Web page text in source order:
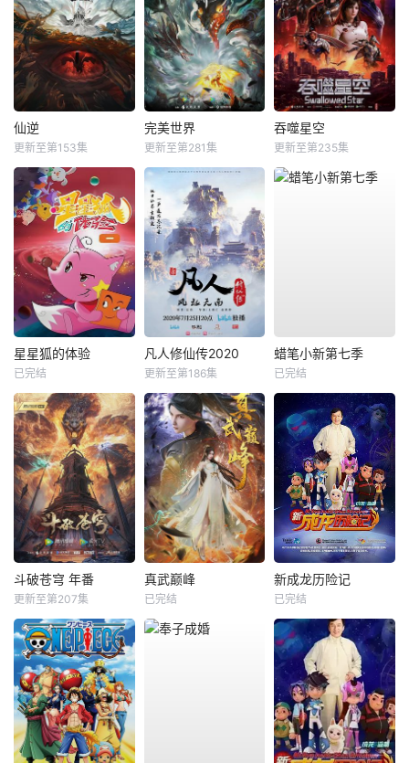
仙逆
更新至第153集
完美世界
更新至第281集
吞噬星空
更新至第235集
星星狐的体验
已完结
凡人修仙传2020
更新至第186集
蜡笔小新第七季
已完结
斗破苍穹 年番
更新至第207集
真武巅峰
已完结
新成龙历险记
已完结